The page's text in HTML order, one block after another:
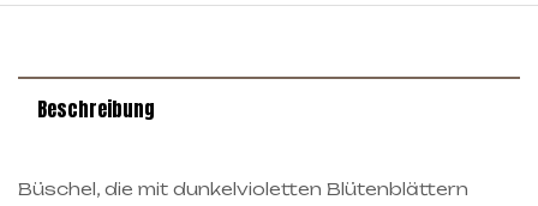
Beschreibung
Büschel, die mit dunkelvioletten Blütenblättern